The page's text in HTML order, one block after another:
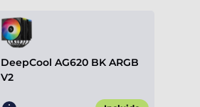
DeepCool AG620 BK ARGB
V2